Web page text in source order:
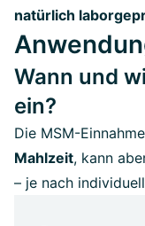
natürlich
Wann und
ein?
Die MSM-
Mahlzeit, kann
– je nach